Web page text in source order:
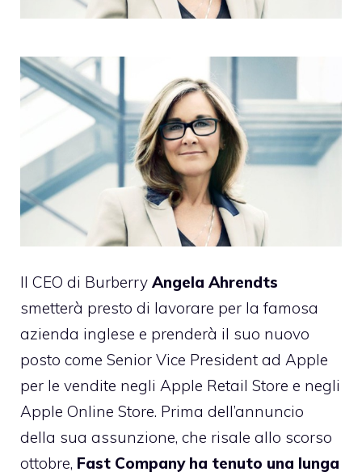
Il CEO di Burberry Angela Ahrendts
smetterà presto di lavorare per la famosa
azienda inglese e prenderà il suo nuovo
posto come Senior Vice President ad Apple
per le vendite negli Apple Retail Store e negli
Apple Online Store. Prima dell’annuncio
della sua assunzione, che risale allo scorso
ottobre, Fast Company ha tenuto una lunga